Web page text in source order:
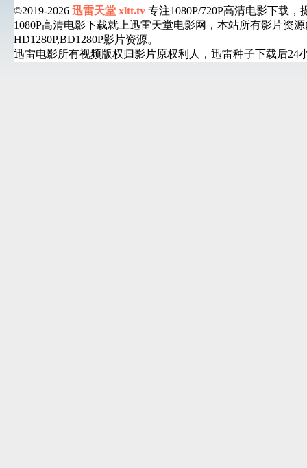
©2019-2026 迅雷天堂 xltt.tv 专注1080P/720P高清电影下载
1080P高清电影下载就上迅雷天堂电影网，本站所有影片资
HD1280P,BD1280P影片资源。
迅雷电影所有视频版权归影片原权利人，迅雷种子下载后